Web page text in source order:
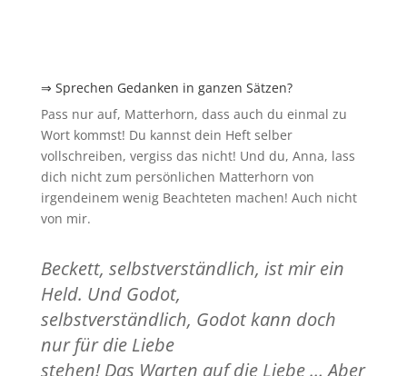
⇒ Sprechen Gedanken in ganzen Sätzen?
Pass nur auf, Matterhorn, dass auch du einmal zu
Wort kommst! Du kannst dein Heft selber
vollschreiben, vergiss das nicht! Und du, Anna, lass
dich nicht zum persönlichen Matterhorn von
irgendeinem wenig Beachteten machen! Auch nicht
von mir.
Beckett, selbstverständlich, ist mir ein
Held. Und Godot,
selbstverständlich, Godot kann doch
nur für die Liebe
stehen! Das Warten auf die Liebe … Aber